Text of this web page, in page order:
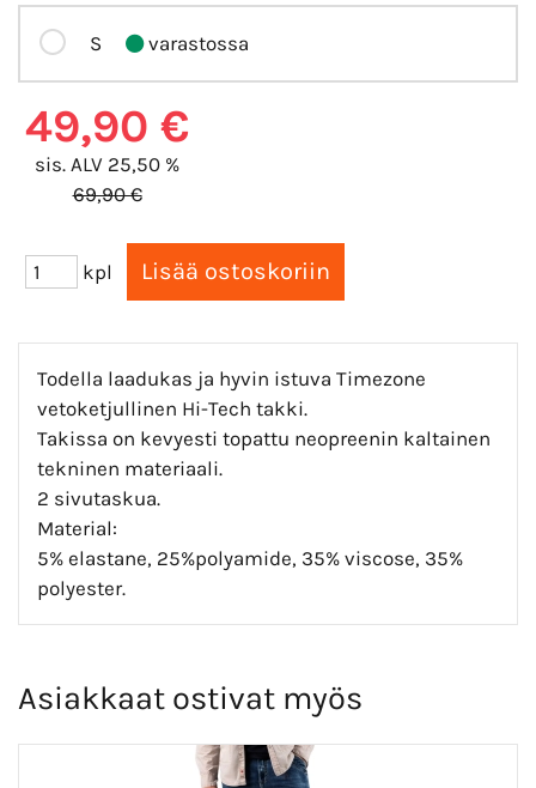
S varastossa
49,90 €
sis. ALV 25,50 %
69,90 €
kpl
Todella laadukas ja hyvin istuva Timezone
vetoketjullinen Hi-Tech takki.
Takissa on kevyesti topattu neopreenin kaltainen
tekninen materiaali.
2 sivutaskua.
Material:
5% elastane, 25%polyamide, 35% viscose, 35%
polyester.
Asiakkaat ostivat myös